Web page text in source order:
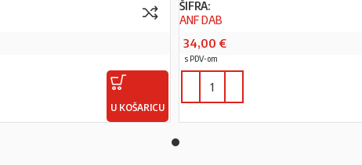
U KOŠARICU
ŠIFRA:
ANF DAB
34,00 €
s PDV-om